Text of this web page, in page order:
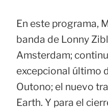
En este programa,
banda de Lonny
Amsterdam;
excepcional último
Outono; el nuevo
Earth. Y para el